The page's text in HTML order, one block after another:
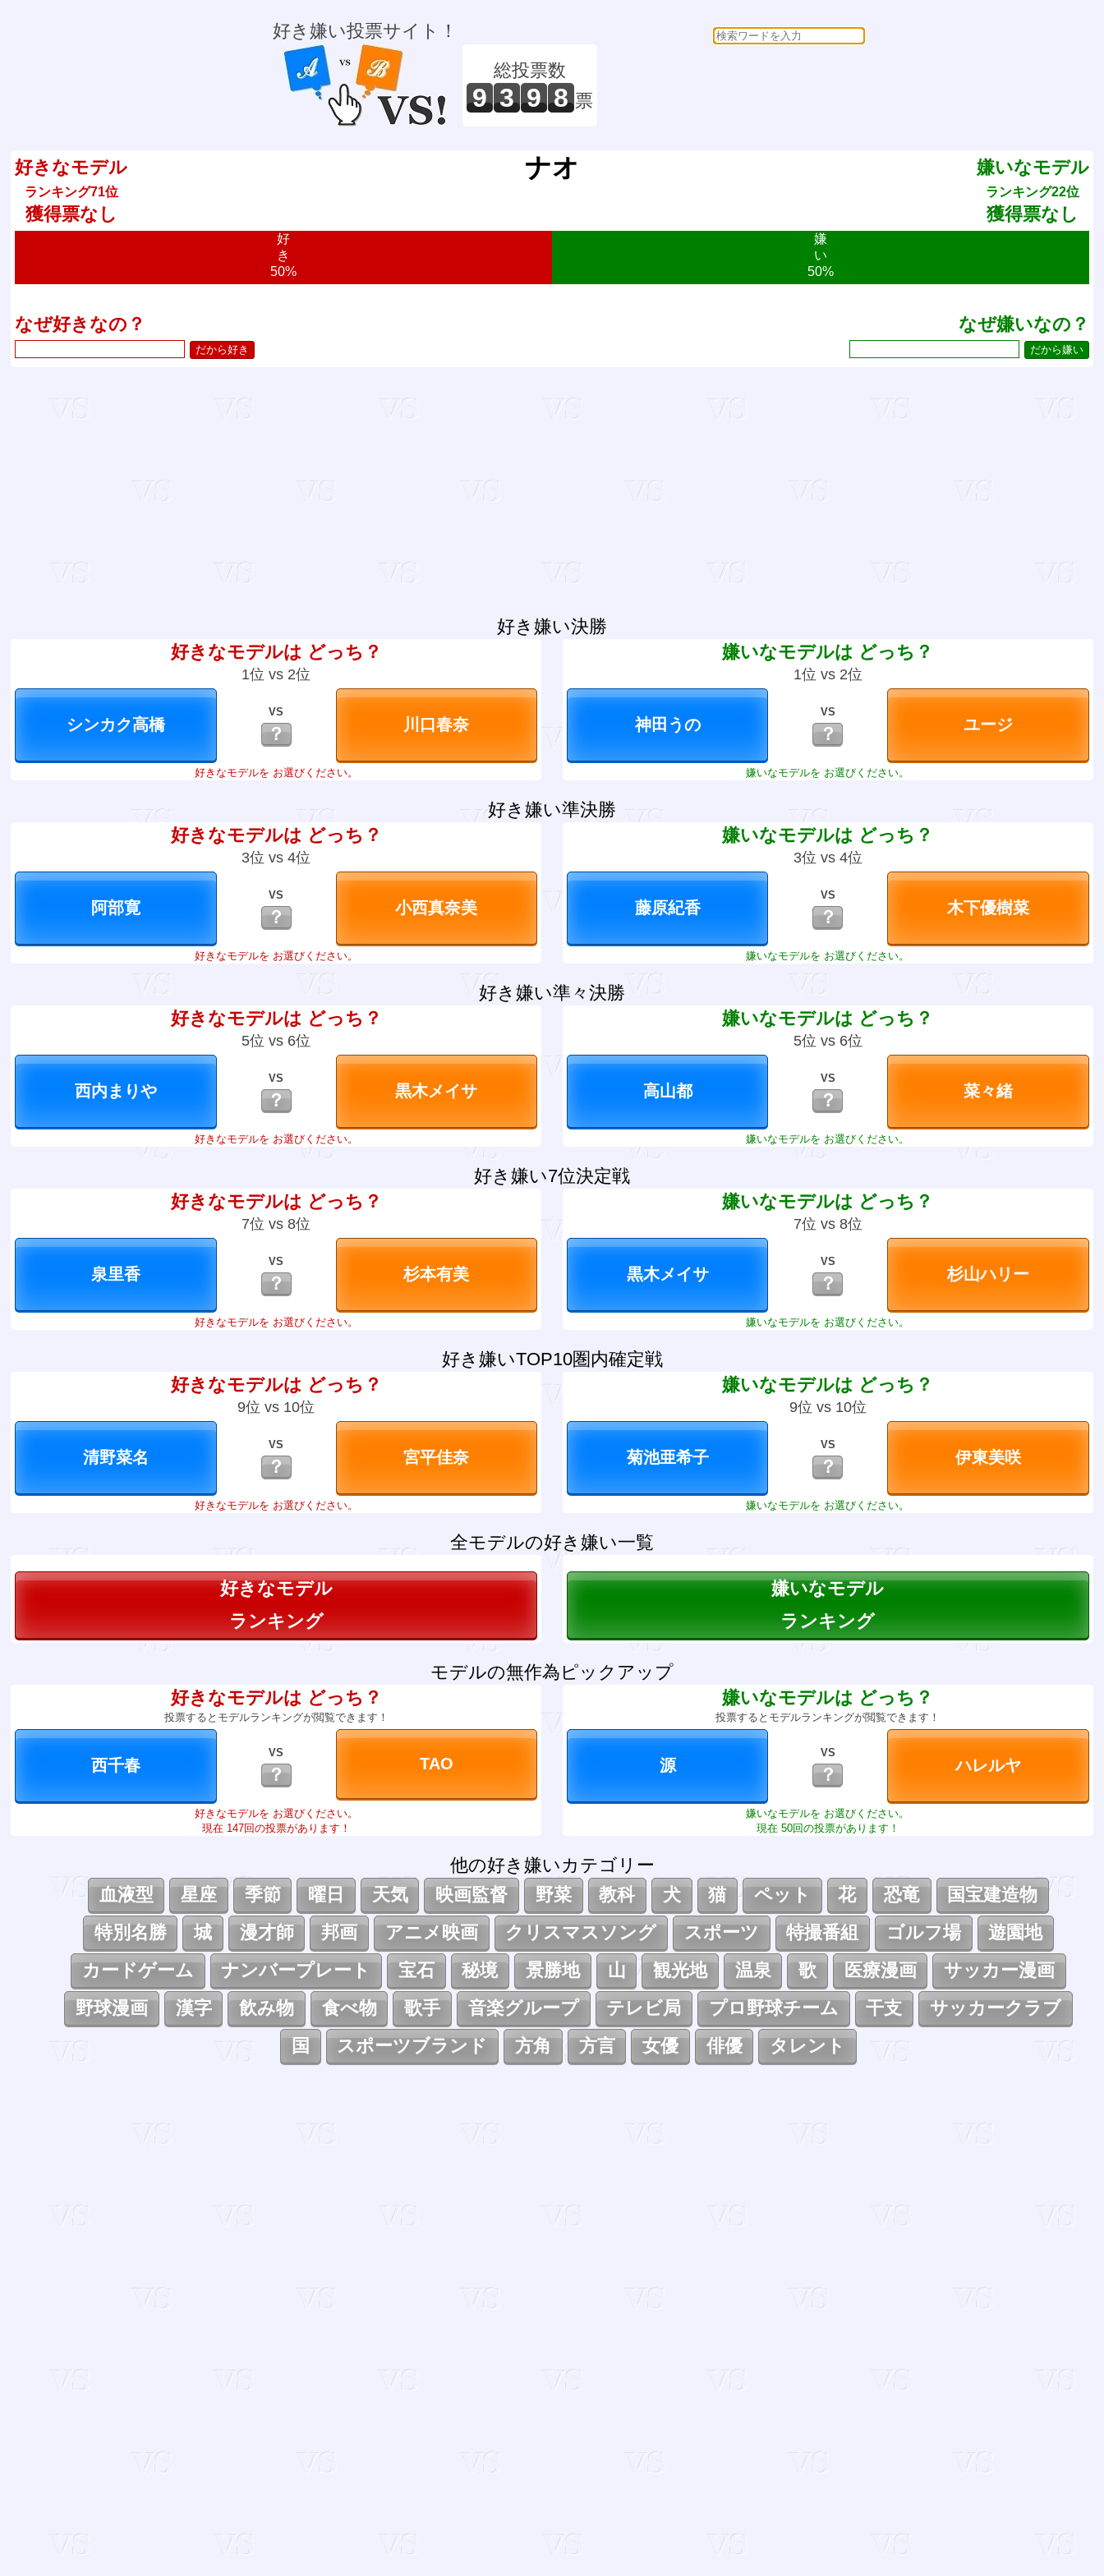
好き嫌い投票サイト！
総投票数
9 3 9 8 票
好きなモデル
ランキング71位
獲得票なし
嫌いなモデル
ランキング22位
獲得票なし
ナオ
好
き
50%
嫌
い
50%
なぜ好きなの？ なぜ嫌いなの？
好き嫌い決勝
好きなモデルは どっち？
1位 vs 2位
VS
？
好きなモデルを お選びください。
嫌いなモデルは どっち？
1位 vs 2位
VS
？
嫌いなモデルを お選びください。
好き嫌い準決勝
好きなモデルは どっち？
3位 vs 4位
VS
？
好きなモデルを お選びください。
嫌いなモデルは どっち？
3位 vs 4位
VS
？
嫌いなモデルを お選びください。
好き嫌い準々決勝
好きなモデルは どっち？
5位 vs 6位
VS
？
好きなモデルを お選びください。
嫌いなモデルは どっち？
5位 vs 6位
VS
？
嫌いなモデルを お選びください。
好き嫌い7位決定戦
好きなモデルは どっち？
7位 vs 8位
VS
？
好きなモデルを お選びください。
嫌いなモデルは どっち？
7位 vs 8位
VS
？
嫌いなモデルを お選びください。
好き嫌いTOP10圏内確定戦
好きなモデルは どっち？
9位 vs 10位
VS
？
好きなモデルを お選びください。
嫌いなモデルは どっち？
9位 vs 10位
VS
？
嫌いなモデルを お選びください。
全モデルの好き嫌い一覧
好きなモデル
ランキング
嫌いなモデル
ランキング
モデルの無作為ピックアップ
好きなモデルは どっち？
投票するとモデルランキングが閲覧できます！
VS
？
好きなモデルを お選びください。
現在 147回の投票があります！
嫌いなモデルは どっち？
投票するとモデルランキングが閲覧できます！
VS
？
嫌いなモデルを お選びください。
現在 50回の投票があります！
他の好き嫌いカテゴリー
血液型
星座 季節 曜日 天気 映画監督 野菜 教科 犬 猫 ペット 花 恐竜
国宝建造物
特別名勝
城 漫才師 邦画 アニメ映画 クリスマスソング スポーツ 特撮番組 ゴルフ場
遊園地
カードゲーム
ナンバープレート 宝石 秘境 景勝地 山 観光地 温泉 歌 医療漫画
サッカー漫画
野球漫画
漢字 飲み物 食べ物 歌手 音楽グループ テレビ局 プロ野球チーム 干支
サッカークラブ
国
スポーツブランド 方角 方言 女優 俳優 タレント